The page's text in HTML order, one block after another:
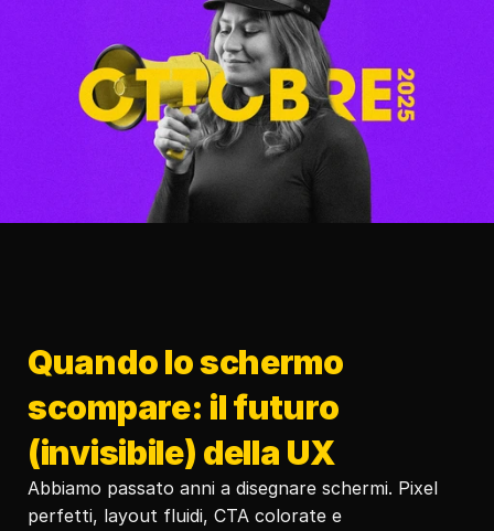
Quando lo schermo
scompare: il futuro
(invisibile) della UX
Abbiamo passato anni a disegnare schermi. Pixel
perfetti, layout fluidi, CTA colorate e